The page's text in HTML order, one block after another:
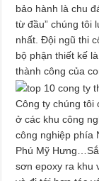
bảo hành là chu
từ đầu” chúng tôi
nhất. Đội ngũ thi
bộ phận thiết kế
thành công của
Công ty chúng tôi
ở các khu công
công nghiệp phía
Phú Mỹ
sơn epoxy ra khu